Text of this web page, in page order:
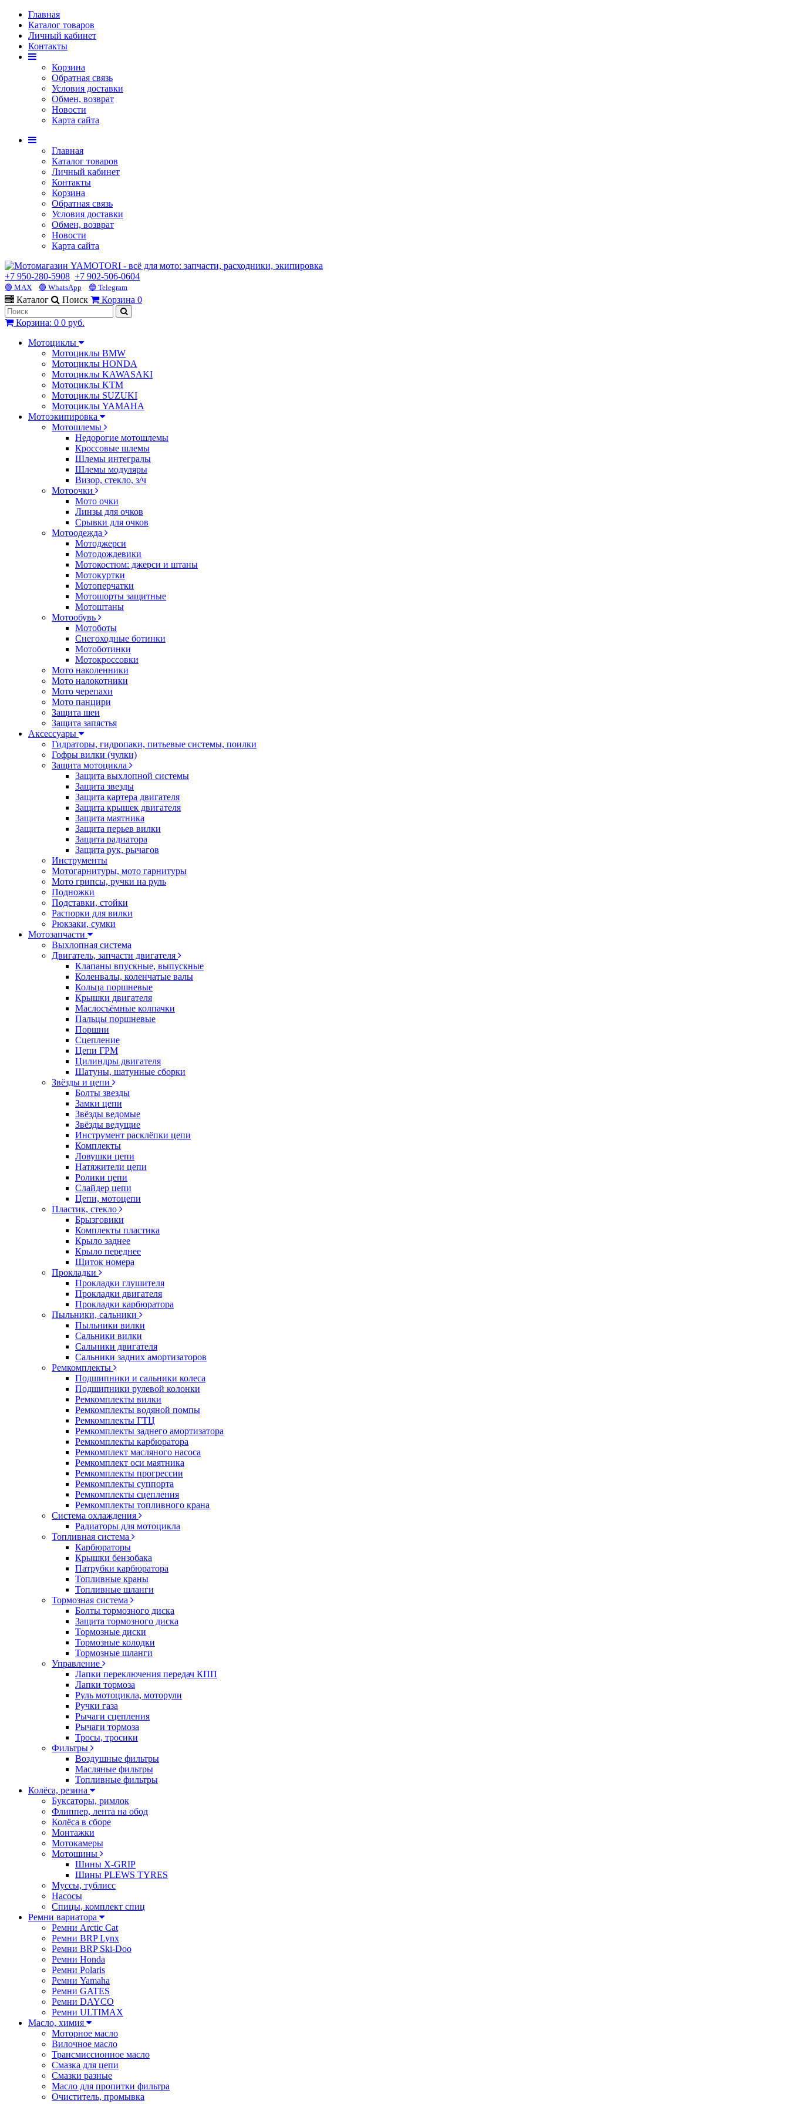
Главная
Каталог товаров
Личный кабинет
Контакты
Корзина
Обратная связь
Условия доставки
Обмен, возврат
Новости
Карта сайта
Главная
Каталог товаров
Личный кабинет
Контакты
Корзина
Обратная связь
Условия доставки
Обмен, возврат
Новости
Карта сайта
+7 950-280-5908 +7 902-506-0604
🟢 MAX 🟢 WhatsApp 🔵 Telegram
Каталог Поиск Корзина 0
Корзина: 0 0 руб.
Мотоциклы
Мотоциклы BMW
Мотоциклы HONDA
Мотоциклы KAWASAKI
Мотоциклы KTM
Мотоциклы SUZUKI
Мотоциклы YAMAHA
Мотоэкипировка
Мотошлемы
Недорогие мотошлемы
Кроссовые шлемы
Шлемы интегралы
Шлемы модуляры
Визор, стекло, з/ч
Мотоочки
Мото очки
Линзы для очков
Срывки для очков
Мотоодежда
Мотоджерси
Мотодождевики
Мотокостюм: джерси и штаны
Мотокуртки
Мотоперчатки
Мотошорты защитные
Мотоштаны
Мотообувь
Мотоботы
Снегоходные ботинки
Мотоботинки
Мотокроссовки
Мото наколенники
Мото налокотники
Мото черепахи
Мото панцири
Защита шеи
Защита запястья
Аксессуары
Гидраторы, гидропаки, питьевые системы, поилки
Гофры вилки (чулки)
Защита мотоцикла
Защита выхлопной системы
Защита звезды
Защита картера двигателя
Защита крышек двигателя
Защита маятника
Защита перьев вилки
Защита радиатора
Защита рук, рычагов
Инструменты
Мотогарнитуры, мото гарнитуры
Мото грипсы, ручки на руль
Подножки
Подставки, стойки
Распорки для вилки
Рюкзаки, сумки
Мотозапчасти
Выхлопная система
Двигатель, запчасти двигателя
Клапаны впускные, выпускные
Коленвалы, коленчатые валы
Кольца поршневые
Крышки двигателя
Маслосъёмные колпачки
Пальцы поршневые
Поршни
Сцепление
Цепи ГРМ
Цилиндры двигателя
Шатуны, шатунные сборки
Звёзды и цепи
Болты звезды
Замки цепи
Звёзды ведомые
Звёзды ведущие
Инструмент расклёпки цепи
Комплекты
Ловушки цепи
Натяжители цепи
Ролики цепи
Слайдер цепи
Цепи, мотоцепи
Пластик, стекло
Брызговики
Комплекты пластика
Крыло заднее
Крыло переднее
Щиток номера
Прокладки
Прокладки глушителя
Прокладки двигателя
Прокладки карбюратора
Пыльники, сальники
Пыльники вилки
Сальники вилки
Сальники двигателя
Сальники задних амортизаторов
Ремкомплекты
Подшипники и сальники колеса
Подшипники рулевой колонки
Ремкомплекты вилки
Ремкомплекты водяной помпы
Ремкомплекты ГТЦ
Ремкомплекты заднего амортизатора
Ремкомплекты карбюратора
Ремкомплект масляного насоса
Ремкомплект оси маятника
Ремкомплекты прогрессии
Ремкомплекты суппорта
Ремкомплекты сцепления
Ремкомплекты топливного крана
Система охлаждения
Радиаторы для мотоцикла
Топливная система
Карбюраторы
Крышки бензобака
Патрубки карбюратора
Топливные краны
Топливные шланги
Тормозная система
Болты тормозного диска
Защита тормозного диска
Тормозные диски
Тормозные колодки
Тормозные шланги
Управление
Лапки переключения передач КПП
Лапки тормоза
Руль мотоцикла, моторули
Ручки газа
Рычаги сцепления
Рычаги тормоза
Тросы, тросики
Фильтры
Воздушные фильтры
Масляные фильтры
Топливные фильтры
Колёса, резина
Буксаторы, римлок
Флиппер, лента на обод
Колёса в сборе
Монтажки
Мотокамеры
Мотошины
Шины X-GRIP
Шины PLEWS TYRES
Муссы, тублисс
Насосы
Спицы, комплект спиц
Ремни вариатора
Ремни Arctic Cat
Ремни BRP Lynx
Ремни BRP Ski-Doo
Ремни Honda
Ремни Polaris
Ремни Yamaha
Ремни GATES
Ремни DAYCO
Ремни ULTIMAX
Масло, химия
Моторное масло
Вилочное масло
Трансмиссионное масло
Смазка для цепи
Смазки разные
Масло для пропитки фильтра
Очиститель, промывка